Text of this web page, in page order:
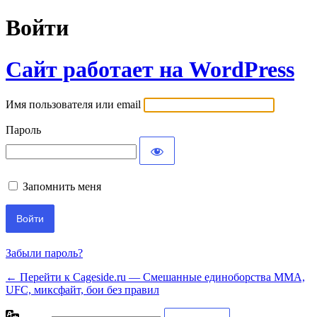
Войти
Сайт работает на WordPress
Имя пользователя или email
Пароль
Запомнить меня
Забыли пароль?
← Перейти к Cageside.ru — Смешанные единоборства MMA,
UFC, миксфайт, бои без правил